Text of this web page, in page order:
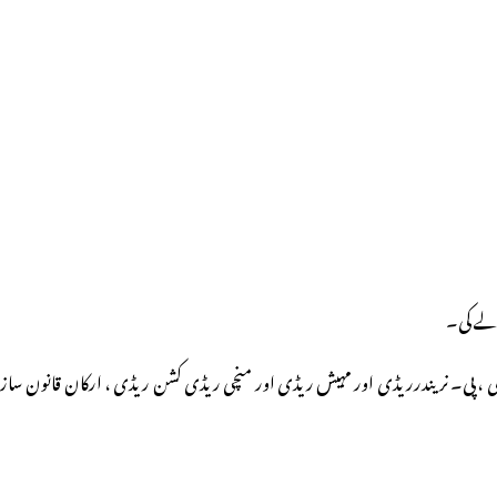
کی۔
، پی۔ نریندرریڈی اور مہیش ریڈی اور منچی ریڈی کشن ریڈی ، ارکان قانون ساز